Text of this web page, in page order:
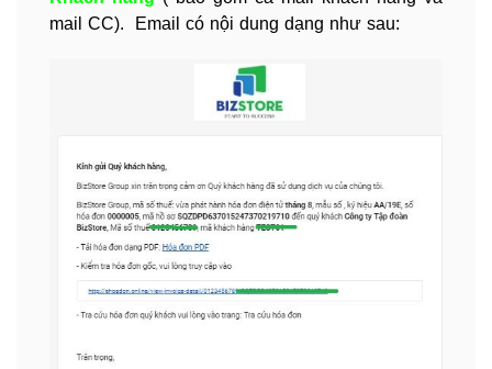
mail CC). Email có nội dung dạng như sau: